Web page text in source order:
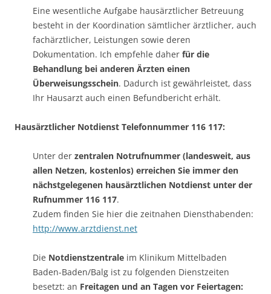
Eine wesentliche Aufgabe hausärztlicher Betreuung
besteht in der Koordination sämtlicher ärztlicher, auch
fachärztlicher, Leistungen sowie deren
Dokumentation. Ich empfehle daher für die
Behandlung bei anderen Ärzten einen
Überweisungsschein. Dadurch ist gewährleistet, dass
Ihr Hausarzt auch einen Befundbericht erhält.
Hausärztlicher Notdienst Telefonnummer 116 117:
Unter der zentralen Notrufnummer (landesweit, aus
allen Netzen, kostenlos) erreichen Sie immer den
nächstgelegenen hausärztlichen Notdienst unter der
Rufnummer 116 117.
Zudem finden Sie hier die zeitnahen Diensthabenden:
http://www.arztdienst.net
Die Notdienstzentrale im Klinikum Mittelbaden
Baden-Baden/Balg ist zu folgenden Dienstzeiten
besetzt: an Freitagen und an Tagen vor Feiertagen: